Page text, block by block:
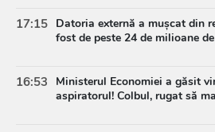
17:15 Datoria externă a mușcat din
fost de peste 24 de milioane
16:53
Ministerul Economiei a găsit
aspiratorul! Colbul, rugat să